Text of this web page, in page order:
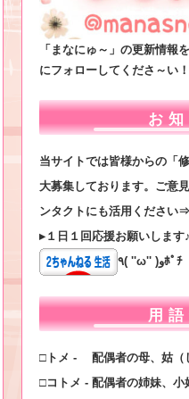
「まなにゅ～」の更新情報
にフォローしてくださ～い
お
当サイトでは皆様からの「
大募集しております。ご意
ンタクトにも活用ください⇒
▸１日１回応援お願いします♪
٩( ''ω'' )وﾎﾟﾁ
用
□トメ - 配偶者の母、姑（
□コトメ - 配偶者の姉妹、小